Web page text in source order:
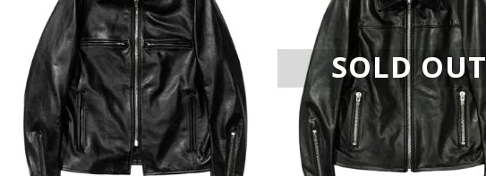
SOLD OUT